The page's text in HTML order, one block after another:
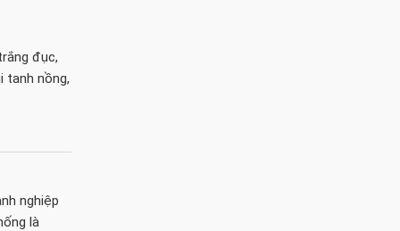
đục,
tanh nồng,
nghiệp
là